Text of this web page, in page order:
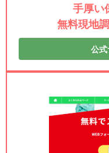
手厚い
無料現地
公